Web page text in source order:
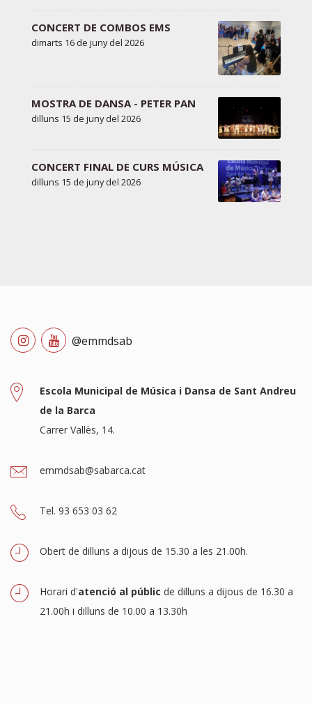
CONCERT DE COMBOS EMS
dimarts 16 de juny del 2026
MOSTRA DE DANSA - PETER PAN
dilluns 15 de juny del 2026
CONCERT FINAL DE CURS MÚSICA
dilluns 15 de juny del 2026
@emmdsab
Escola Municipal de Música i Dansa de Sant Andreu
de la Barca
Carrer Vallès, 14.
emmdsab@sabarca.cat
Tel. 93 653 03 62
Obert de dilluns a dijous de 15.30 a les 21.00h.
Horari d'atenció al públic de dilluns a dijous de 16.30 a
21.00h i dilluns de 10.00 a 13.30h